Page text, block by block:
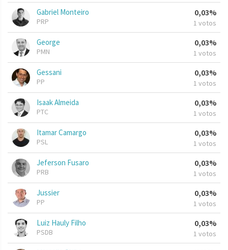
Gabriel Monteiro
PRP
0,03%
1 votos
George
PMN
0,03%
1 votos
Gessani
PP
0,03%
1 votos
Isaak Almeida
PTC
0,03%
1 votos
Itamar Camargo
PSL
0,03%
1 votos
Jeferson Fusaro
PRB
0,03%
1 votos
Jussier
PP
0,03%
1 votos
Luiz Hauly Filho
PSDB
0,03%
1 votos